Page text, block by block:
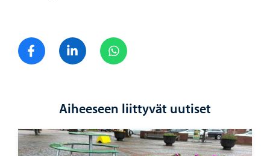
Jaa FacebookJaa LinkedIn
Aiheeseen liittyvät uutiset